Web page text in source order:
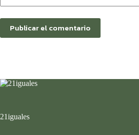
Publicar el comentario
21iguales